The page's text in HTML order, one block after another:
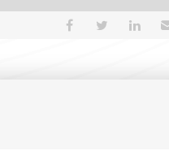
Partager sur
Partager